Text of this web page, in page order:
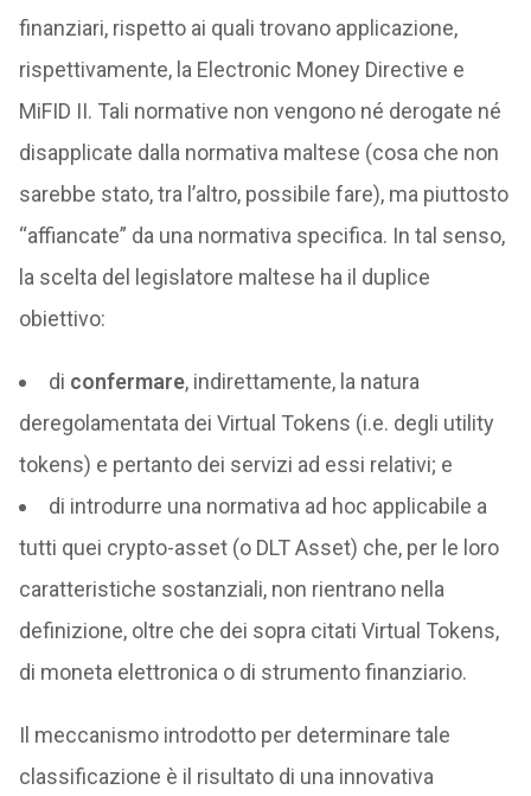
finanziari, rispetto ai quali trovano applicazione,
rispettivamente, la Electronic Money Directive e
MiFID II. Tali normative non vengono né derogate né
disapplicate dalla normativa maltese (cosa che non
sarebbe stato, tra l’altro, possibile fare), ma piuttosto
“affiancate” da una normativa specifica. In tal senso,
la scelta del legislatore maltese ha il duplice
obiettivo:
di confermare, indirettamente, la natura
deregolamentata dei Virtual Tokens (i.e. degli utility
tokens) e pertanto dei servizi ad essi relativi; e
di introdurre una normativa ad hoc applicabile a
tutti quei crypto-asset (o DLT Asset) che, per le loro
caratteristiche sostanziali, non rientrano nella
definizione, oltre che dei sopra citati Virtual Tokens,
di moneta elettronica o di strumento finanziario.
Il meccanismo introdotto per determinare tale
classificazione è il risultato di una innovativa